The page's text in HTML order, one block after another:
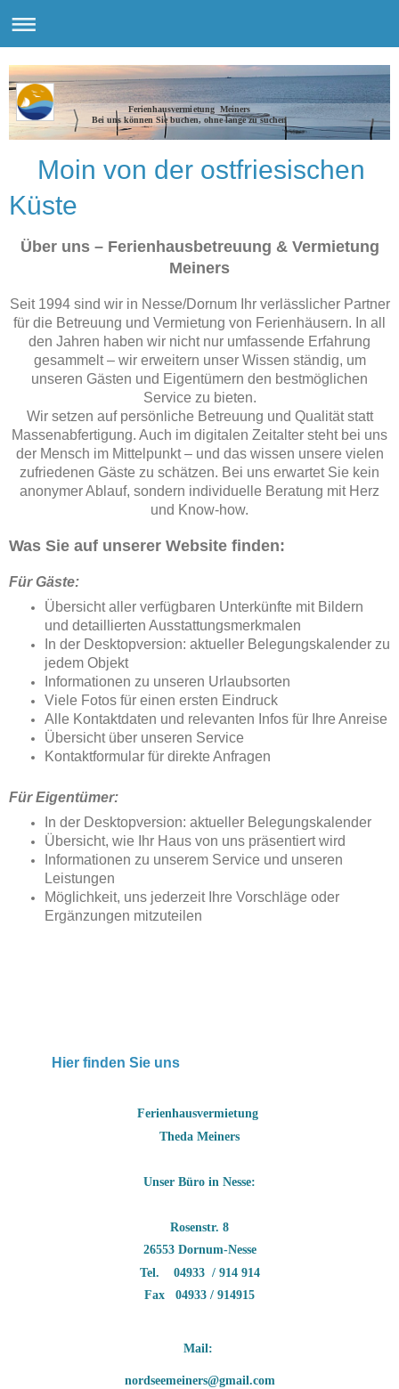
Ferienhausvermietung Meiners
Bei uns können Sie buchen, ohne lange zu suchen
Moin von der ostfriesischen
Küste
Über uns – Ferienhausbetreuung & Vermietung
Meiners
Seit 1994 sind wir in Nesse/Dornum Ihr verlässlicher Partner
für die Betreuung und Vermietung von Ferienhäusern. In all
den Jahren haben wir nicht nur umfassende Erfahrung
gesammelt – wir erweitern unser Wissen ständig, um
unseren Gästen und Eigentümern den bestmöglichen
Service zu bieten.
Wir setzen auf persönliche Betreuung und Qualität statt
Massenabfertigung. Auch im digitalen Zeitalter steht bei uns
der Mensch im Mittelpunkt – und das wissen unsere vielen
zufriedenen Gäste zu schätzen. Bei uns erwartet Sie kein
anonymer Ablauf, sondern individuelle Beratung mit Herz
und Know-how.
Was Sie auf unserer Website finden:
Für Gäste:
Übersicht aller verfügbaren Unterkünfte mit Bildern
und detaillierten Ausstattungsmerkmalen
In der Desktopversion: aktueller Belegungskalender zu
jedem Objekt
Informationen zu unseren Urlaubsorten
Viele Fotos für einen ersten Eindruck
Alle Kontaktdaten und relevanten Infos für Ihre Anreise
Übersicht über unseren Service
Kontaktformular für direkte Anfragen
Für Eigentümer:
In der Desktopversion: aktueller Belegungskalender
Übersicht, wie Ihr Haus von uns präsentiert wird
Informationen zu unserem Service und unseren
Leistungen
Möglichkeit, uns jederzeit Ihre Vorschläge oder
Ergänzungen mitzuteilen
Hier finden Sie uns
Ferienhausvermietung
Theda Meiners
Unser Büro in Nesse:
Rosenstr. 8
26553 Dornum-Nesse
Tel. 04933 / 914 914
Fax 04933 / 914915
Mail:
nordseemeiners@gmail.com